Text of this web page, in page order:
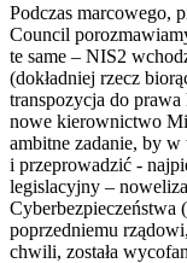
Podczas marcowego,
Council
te same – NIS2
(dokładniej rzecz
transpozycja do
nowe kierownictwo
ambitne zadanie, by
i przeprowadzić -
legislacyjny –
Cyberbezpieczeństwa
poprzedniemu
chwili, została